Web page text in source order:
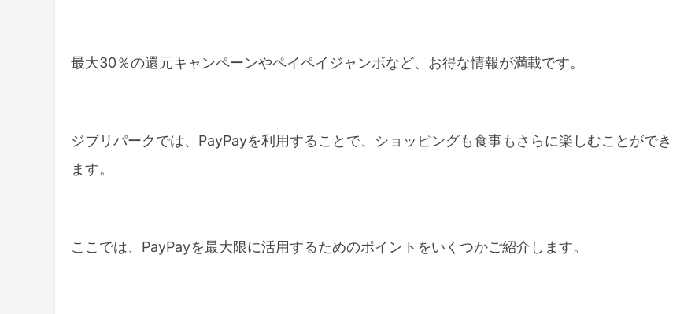
還元率の高い自治体を狙う
最大30％の還元キャンペーンやペイペイジャンボなど、お得な情報が満載です。
ジブリパークでは、PayPayを利用することで、ショッピングも食事もさらに楽しむことができ
ます。
ここでは、PayPayを最大限に活用するためのポイントをいくつかご紹介します。